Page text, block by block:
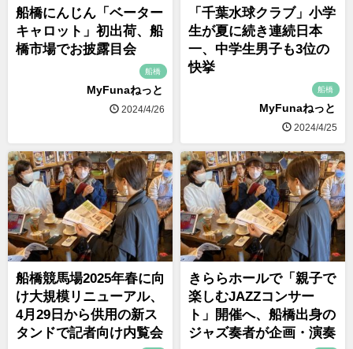
船橋にんじん「ベーター
キャロット」初出荷、船
橋市場でお披露目会
船橋
MyFunaねっと
2024/4/26
「千葉水球クラブ」小学
生が夏に続き連続日本
一、中学生男子も3位の
快挙
船橋
MyFunaねっと
2024/4/25
船橋競馬場2025年春に向
け大規模リニューアル、
4月29日から供用の新ス
タンドで記者向け内覧会
きららホールで「親子で
楽しむJAZZコンサー
ト」開催へ、船橋出身の
ジャズ奏者が企画・演奏